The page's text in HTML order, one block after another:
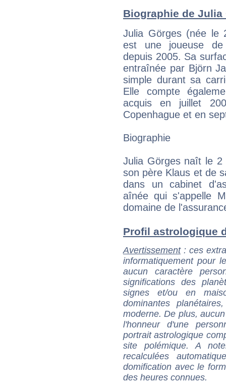
Biographie de Julia
Julia Görges (née le
est une joueuse de
depuis 2005. Sa
entraînée par Björn
simple durant sa
Elle compte
acquis en juillet
Copenhague et en
Biographie
Julia Görges naît le 2
son père Klaus et de
dans un cabinet
aînée qui s'appelle
domaine de
Profil astrologique
Avertissement: ces
informatiquement pour
aucun caractère
significations des
signes et/ou en
dominantes
moderne. De plus,
l'honneur d'une
portrait astrologique
site polémique. A
recalculées
domification avec le
des heures connues.